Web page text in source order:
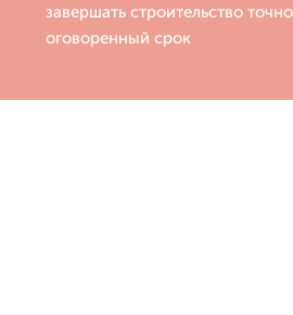
завершать строительство
оговоренный срок